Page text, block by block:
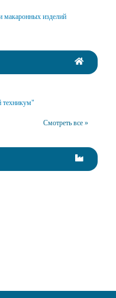
макаронных изделий
техникум"
Смотреть все »